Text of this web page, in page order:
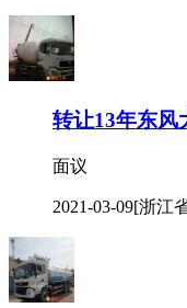
转让13年东风
面议
2021-03-09[浙江